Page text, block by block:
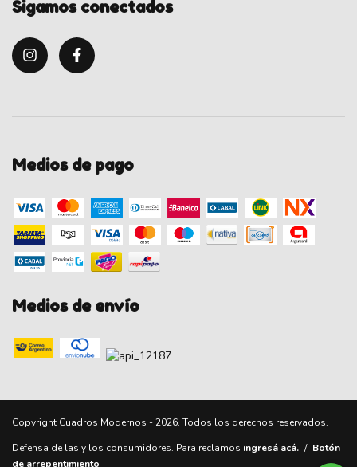
Sigamos conectados
Medios de pago
Medios de envío
Copyright Cuadros Modernos - 2026. Todos los derechos reservados.
Defensa de las y los consumidores. Para reclamos ingresá acá. / Botón
de arrepentimiento